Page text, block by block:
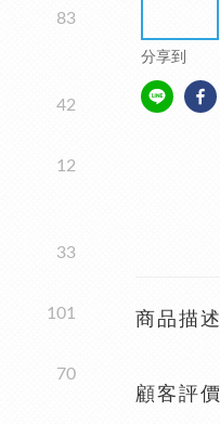
83
42
12
33
101
70
分享到
商品描述
顧客評價